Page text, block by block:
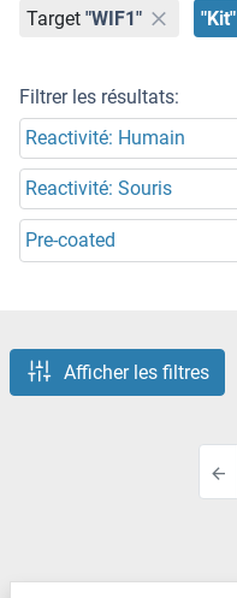
Target "WIF1" "Kit"
Filtrer les résultats:
Reactivité: Humain
Reactivité: Souris
Pre-coated
Afficher les filtres